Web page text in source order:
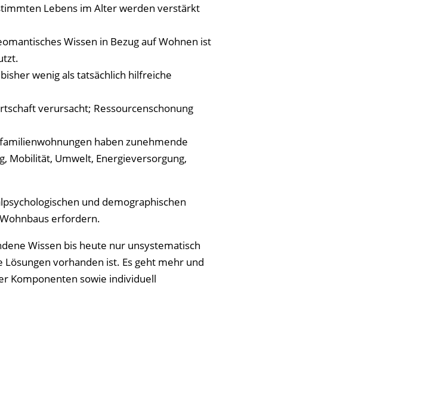
Lebens im Alter werden verstärkt
Wissen in Bezug auf Wohnen ist
wenig als tatsächlich hilfreiche
verursacht; Ressourcenschonung
haben zunehmende
Mobilität, Umwelt, Energieversorgung,
und demographischen
erfordern.
Wissen bis heute nur unsystematisch
vorhanden ist. Es geht mehr und
Komponenten sowie individuell